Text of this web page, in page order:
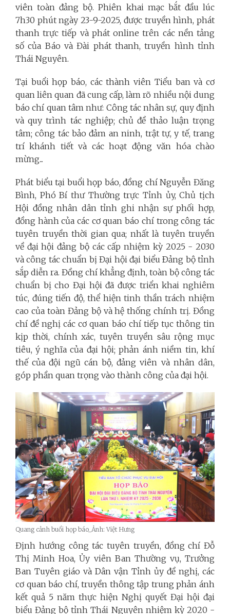
viên toàn đảng bộ. Phiên khai mạc bắt đầu lúc
7h30 phút ngày 23-9-2025, được truyền hình, phát
thanh trực tiếp và phát online trên các nền tảng
số của Báo và Đài phát thanh, truyền hình tỉnh
Thái Nguyên.
Tại buổi họp báo, các thành viên Tiểu ban và cơ
quan liên quan đã cung cấp, làm rõ nhiều nội dung
báo chí quan tâm như: Công tác nhân sự, quy định
và quy trình tác nghiệp; chủ đề thảo luận trọng
tâm; công tác bảo đảm an ninh, trật tự, y tế, trang
trí khánh tiết và các hoạt động văn hóa chào
mừng...
Phát biểu tại buổi họp báo, đồng chí Nguyễn Đăng
Bình, Phó Bí thư Thường trực Tỉnh ủy, Chủ tịch
Hội đồng nhân dân tỉnh ghi nhận sự phối hợp,
đồng hành của các cơ quan báo chí trong công tác
tuyên truyền thời gian qua; nhất là tuyên truyền
về đại hội đảng bộ các cấp nhiệm kỳ 2025 - 2030
và công tác chuẩn bị Đại hội đại biểu Ðảng bộ tỉnh
sắp diễn ra. Đồng chí khẳng định, toàn bộ công tác
chuẩn bị cho Đại hội đã được triển khai nghiêm
túc, đúng tiến độ, thể hiện tinh thần trách nhiệm
cao của toàn Đảng bộ và hệ thống chính trị. Đồng
chí đề nghị các cơ quan báo chí tiếp tục thông tin
kịp thời, chính xác, tuyên truyền sâu rộng mục
tiêu, ý nghĩa của đại hội; phản ánh niềm tin, khí
thế của đội ngũ cán bộ, đảng viên và nhân dân,
góp phần quan trọng vào thành công của đại hội.
Quang cảnh buổi họp báo_Ảnh: Việt Hưng
Định hướng công tác tuyên truyền, đồng chí Đỗ
Thị Minh Hoa, Ủy viên Ban Thường vụ, Trưởng
Ban Tuyên giáo và Dân vận Tỉnh ủy đề nghị, các
cơ quan báo chí, truyền thông tập trung phản ánh
kết quả 5 năm thực hiện Nghị quyết Đại hội đại
biểu Đảng bộ tỉnh Thái Nguyên nhiệm kỳ 2020 -